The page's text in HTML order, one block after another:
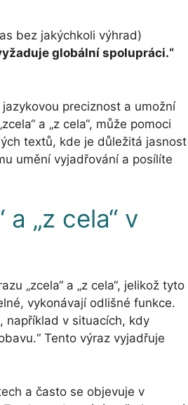
bez jakýchkoli výhrad)
globální spolupráci.“
preciznost a umožní
a „z cela“, může pomoci
textů, kde je důležitá jasnost
umění vyjadřování a posílíte
„z cela“ v
„zcela“ a „z cela“, jelikož tyto
vykonávají odlišné funkce.
například v situacích, kdy
Tento výraz vyjadřuje
a často se objevuje v